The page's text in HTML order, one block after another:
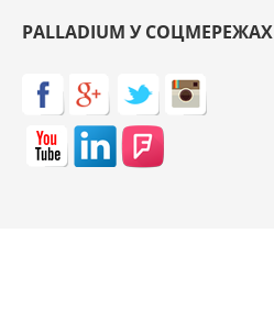
PALLADIUM У СОЦМЕРЕЖАХ